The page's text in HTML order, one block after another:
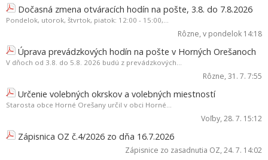
Dočasná zmena otváracích hodín na pošte, 3.8. do 7.8.2026
Pondelok, utorok, štvrtok, piatok: 12:00 - 15:00,...
Rôzne, v pondelok 14:18
Úprava prevádzkových hodín na pošte v Horných Orešanoch
V dňoch od 3.8. do 5.8. 2026 budú z prevádzkových...
Rôzne, 31. 7. 7:55
Určenie volebných okrskov a volebných miestností
Starosta obce Horné Orešany určil v obci Horné...
Voľby, 28. 7. 15:12
Zápisnica OZ č.4/2026 zo dňa 16.7.2026
Zápisnice zo zasadnutia OZ, 24. 7. 14:02